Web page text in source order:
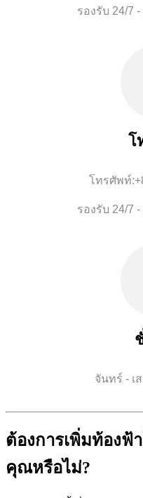
รองรับ 24/7
โ
โทรศัพท์
รองรับ 24/7
จันทร์ - เ
ต้องการเพิ่มท้องฟ้
คุณหรือไม่?